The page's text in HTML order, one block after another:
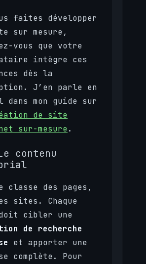
faites développer
sur mesure,
vous que votre
intègre ces
dès la
J’en parle en
dans mon guide sur
de site
sur-mesure.
contenu
classe des pages,
sites. Chaque
doit cibler une
de recherche
et apporter une
complète. Pour